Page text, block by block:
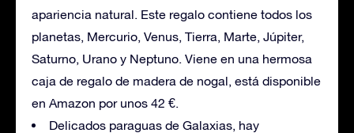
apariencia natural. Este regalo contiene todos los
planetas, Mercurio, Venus, Tierra, Marte, Júpiter,
Saturno, Urano y Neptuno. Viene en una hermosa
caja de regalo de madera de nogal, está disponible
en Amazon por unos 42 €.
Delicados paraguas de Galaxias, hay